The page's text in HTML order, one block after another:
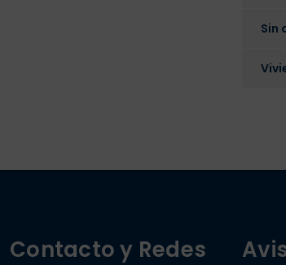
Sin
Contacto y Redes